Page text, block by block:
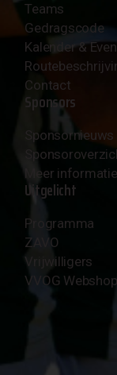
Teams
Gedragscode
Kalender &
Contact
Sponsors
Sponsornieuws
Meer informatie
Uitgelicht
Programma
ZAVO
Vrijwilligers
VVOG Webshop